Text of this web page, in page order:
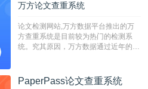
万方论文查重系统
论文检测网站,万方数据平台推出的万
方查重系统是目前较为热门的检测系
统。究其原因，万方数据通过近年的发
检测系统，其真实性和权威性无可厚
非。其次，相对于知网而言，万方检测
PaperPass论文查重系统